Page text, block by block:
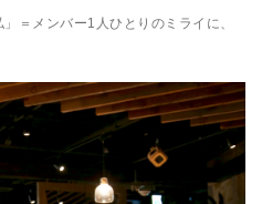
＝メンバー1人ひとりのミライに、